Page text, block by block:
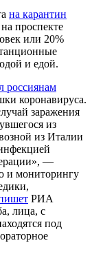
на карантин
проспекте
или 20%
и едой.
россиянам
коронавируса.
заражения
из
из Италии
—
и мониторингу
РИА
лица, с
под